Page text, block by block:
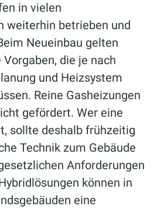
in vielen
weiterhin betrieben und
Neueinbau gelten
die je nach
und Heizsystem
Reine Gasheizungen
gefördert. Wer eine
sollte deshalb frühzeitig
Technik zum Gebäude
Anforderungen
können in
eine